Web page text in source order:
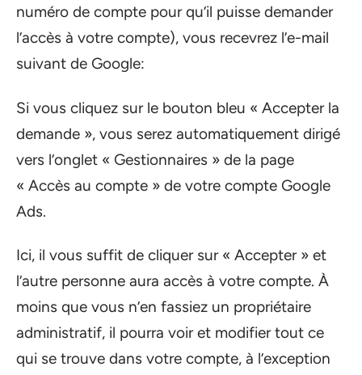
numéro de compte pour qu’il puisse demander
l’accès à votre compte), vous recevrez l’e-mail
suivant de Google:
Si vous cliquez sur le bouton bleu « Accepter la
demande », vous serez automatiquement dirigé
vers l’onglet « Gestionnaires » de la page
« Accès au compte » de votre compte Google
Ads.
Ici, il vous suffit de cliquer sur « Accepter » et
l’autre personne aura accès à votre compte. À
moins que vous n’en fassiez un propriétaire
administratif, il pourra voir et modifier tout ce
qui se trouve dans votre compte, à l’exception